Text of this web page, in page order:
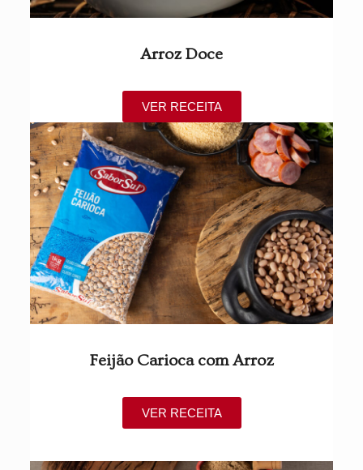
Arroz Doce
VER RECEITA
Feijão Carioca com Arroz
VER RECEITA